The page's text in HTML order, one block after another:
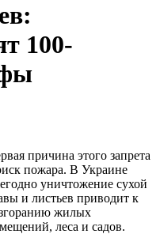
100-
причина этого запрета
пожара. В Украине
уничтожение сухой
и листьев приводит к
жилых
леса и садов.